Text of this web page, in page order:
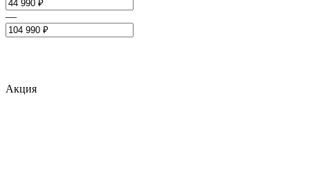
—
Акция